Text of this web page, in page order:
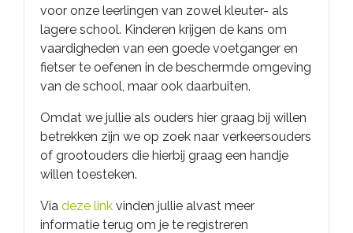
voor onze leerlingen van zowel kleuter- als
lagere school. Kinderen krijgen de kans om
vaardigheden van een goede voetganger en
fietser te oefenen in de beschermde omgeving
van de school, maar ook daarbuiten.
Omdat we jullie als ouders hier graag bij willen
betrekken zijn we op zoek naar verkeersouders
of grootouders die hierbij graag een handje
willen toesteken.
Via deze link vinden jullie alvast meer
informatie terug om je te registreren